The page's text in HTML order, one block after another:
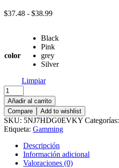
$37.48 - $38.99Rango
desde
$37.48
hasta
$38.99
color
Black
Pink
grey
Silver
Limpiar
Soporte
curvo
de
aleación
de
aluminio
auriculares
cantidad
Añadir al carrito
Compare
Add to wishlist
SKU: 5NJ7HDG0EVKY Categorías:
Etiqueta: Gamming
Descripción
Información adicional
Valoraciones (0)